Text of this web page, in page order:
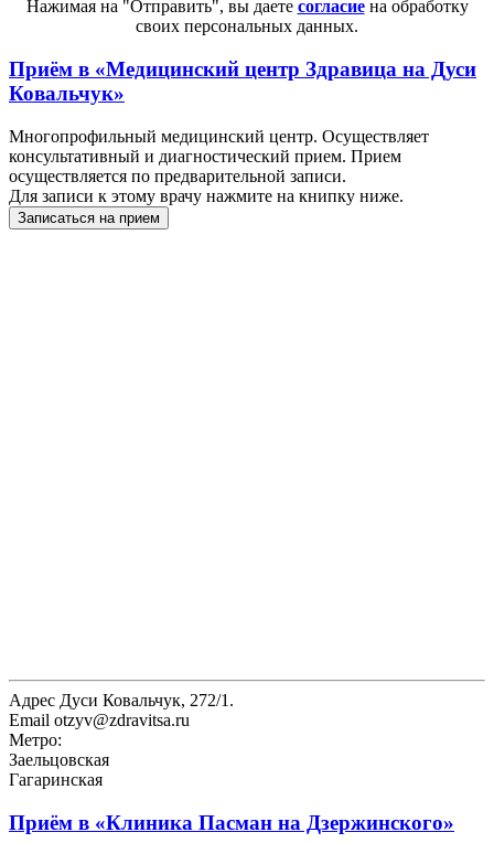
Нажимая на "Отправить", вы даете согласиена обработку
своих персональных данных.
Приём в «Медицинский центр Здравица на Дуси
Ковальчук»
Многопрофильный медицинский центр. Осуществляет
консультативный и диагностический прием. Прием
осуществляется по предварительной записи.
Для записи к этому врачу нажмите на книпку ниже.
Записаться на прием
Адрес Дуси Ковальчук, 272/1.
Email otzyv@zdravitsa.ru
Метро:
Заельцовская
Гагаринская
Приём в «Клиника Пасман на Дзержинского»